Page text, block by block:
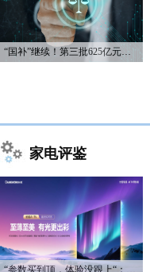
“国补”继续！第三批625亿元资金已下达
家电评鉴
“参数买到顶，体验没跟上“：长虹追光Q70S给高端电视打了个样